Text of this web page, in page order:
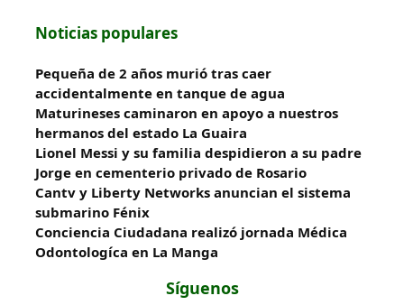
Noticias populares
Pequeña de 2 años murió tras caer
accidentalmente en tanque de agua
Maturineses caminaron en apoyo a nuestros
hermanos del estado La Guaira
Lionel Messi y su familia despidieron a su padre
Jorge en cementerio privado de Rosario
Cantv y Liberty Networks anuncian el sistema
submarino Fénix
Conciencia Ciudadana realizó jornada Médica
Odontologíca en La Manga
Síguenos